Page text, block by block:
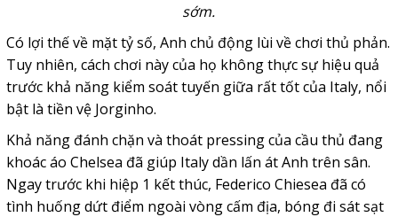
sớm.
Có lợi thế về mặt tỷ số, Anh chủ động lùi về chơi thủ phản.
Tuy nhiên, cách chơi này của họ không thực sự hiệu quả
trước khả năng kiểm soát tuyến giữa rất tốt của Italy, nổi
bật là tiền vệ Jorginho.
Khả năng đánh chặn và thoát pressing của cầu thủ đang
khoác áo Chelsea đã giúp Italy dần lấn át Anh trên sân.
Ngay trước khi hiệp 1 kết thúc, Federico Chiesea đã có
tình huống dứt điểm ngoài vòng cấm địa, bóng đi sát sạt